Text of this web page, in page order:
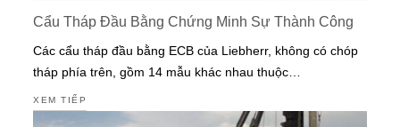
Cẩu Tháp Đầu Bằng Chứng Minh Sự Thành Công
Các cẩu tháp đầu bằng ECB của Liebherr, không có chóp
tháp phía trên, gồm 14 mẫu khác nhau thuộc…
XEM TIẾP